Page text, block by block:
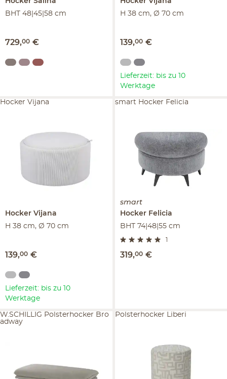
BHT 48|45|58 cm
729,00 €
H 38 cm, Ø 70 cm
139,00 €
Lieferzeit: bis zu 10
Werktage
Hocker Vijana
H 38 cm, Ø 70 cm
139,00 €
Hocker Vijana
Lieferzeit: bis zu 10
Werktage
smart
Hocker Felicia
BHT 74|48|55 cm
1
319,00 €
smart Hocker Felicia
W.SCHILLIG Polsterhocker Bro
adway
Polsterhocker Liberi